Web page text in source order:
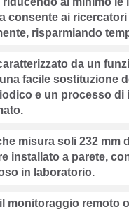
consente ai
risparmiando
da un
facile sostituzione
e un processo di
misura soli 232 mm
installato a parete,
in laboratorio.
monitoraggio remoto